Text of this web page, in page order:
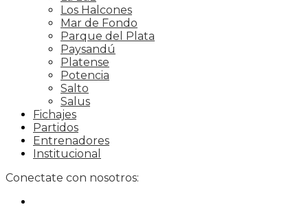
Los Halcones
Mar de Fondo
Parque del Plata
Paysandú
Platense
Potencia
Salto
Salus
Fichajes
Partidos
Entrenadores
Institucional
Conectate con nosotros: